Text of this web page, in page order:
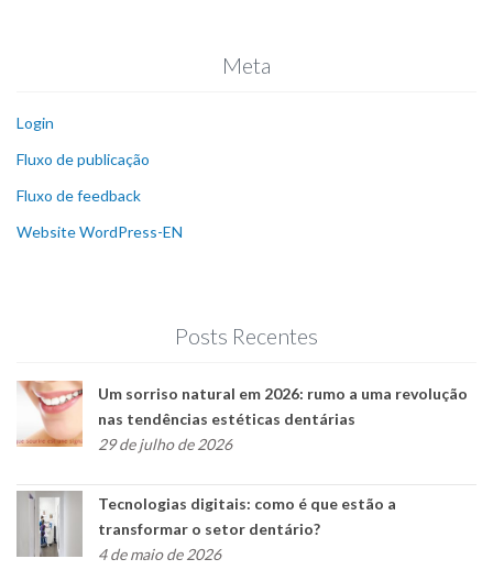
Meta
Login
Fluxo de publicação
Fluxo de feedback
Website WordPress-EN
Posts Recentes
Um sorriso natural em 2026: rumo a uma revolução
nas tendências estéticas dentárias
29 de julho de 2026
Tecnologias digitais: como é que estão a
transformar o setor dentário?
4 de maio de 2026